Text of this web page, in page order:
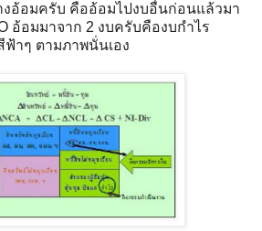
งอ้อมครับ คืออ้อมไปงบอื่นก่อนแล้วมา
อ้อมมาจาก 2 งบครับคืองบกำไร
าๆ ตามภาพนั่นเอง